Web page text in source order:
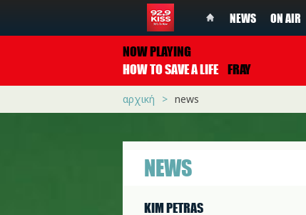
NEWS ON AIR
NOW PLAYING
HOW TO SAVE A LIFE FRAY
αρχική news
NEWS
KIM PETRAS